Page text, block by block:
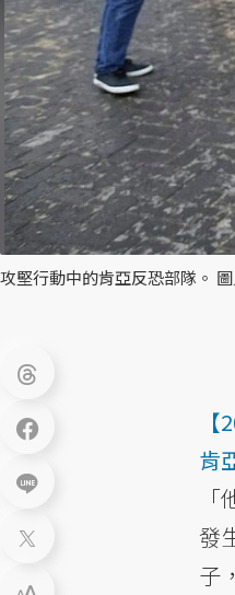
攻堅行動中的肯亞反恐部隊。
肯
發
子